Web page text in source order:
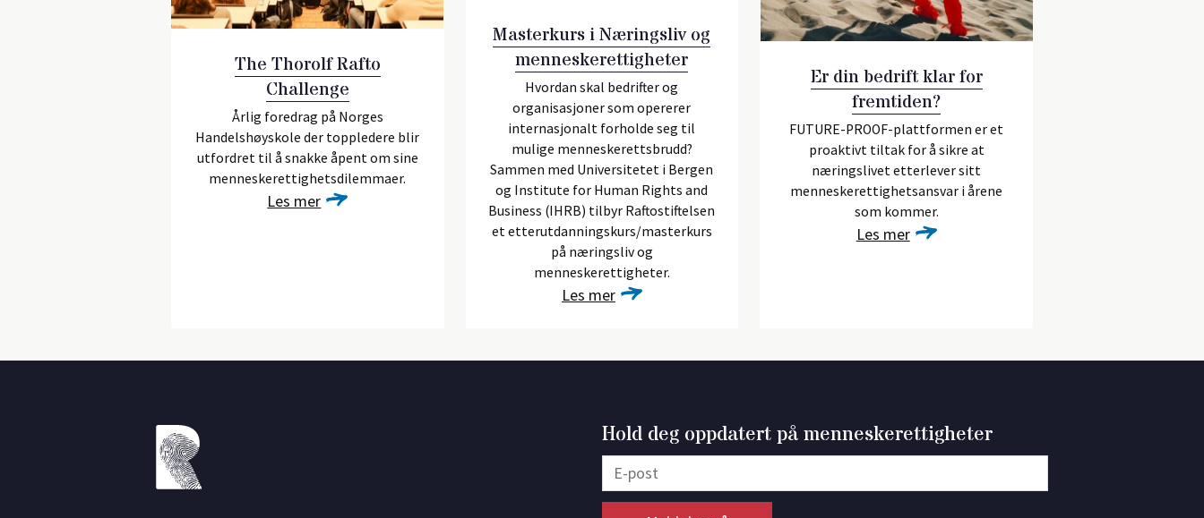
The Thorolf Rafto
Challenge
Årlig foredrag på Norges
Handelshøyskole der toppledere blir
utfordret til å snakke åpent om sine
menneskerettighetsdilemmaer.
Les mer
Masterkurs i Næringsliv og
menneskerettigheter
Hvordan skal bedrifter og
organisasjoner som opererer
internasjonalt forholde seg til
mulige menneskerettsbrudd?
Sammen med Universitetet i Bergen
og Institute for Human Rights and
Business (IHRB) tilbyr Raftostiftelsen
et etterutdanningskurs/masterkurs
på næringsliv og
menneskerettigheter.
Les mer
Er din bedrift klar for
fremtiden?
FUTURE-PROOF-plattformen er et
proaktivt tiltak for å sikre at
næringslivet etterlever sitt
menneskerettighetsansvar i årene
som kommer.
Les mer
Hold deg oppdatert på menneskerettigheter